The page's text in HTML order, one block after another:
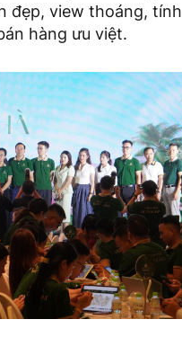
đẹp, view thoáng,
hàng ưu việt.